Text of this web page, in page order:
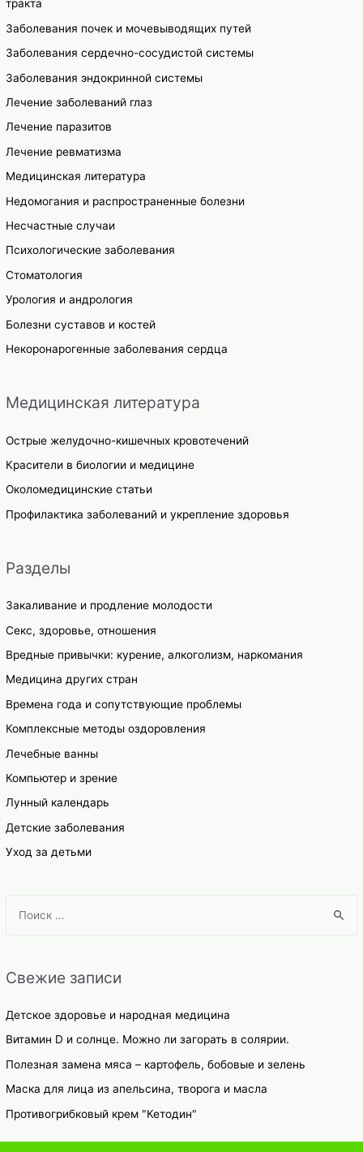
тракта
Заболевания почек и мочевыводящих путей
Заболевания сердечно-сосудистой системы
Заболевания эндокринной системы
Лечение заболеваний глаз
Лечение паразитов
Лечение ревматизма
Медицинская литература
Недомогания и распространенные болезни
Несчастные случаи
Психологические заболевания
Стоматология
Урология и андрология
Болезни суставов и костей
Некоронарогенные заболевания сердца
Медицинская литература
Острые желудочно-кишечных кровотечений
Красители в биологии и медицине
Околомедицинские статьи
Профилактика заболеваний и укрепление здоровья
Разделы
Закаливание и продление молодости
Секс, здоровье, отношения
Вредные привычки: курение, алкоголизм, наркомания
Медицина других стран
Времена года и сопутствующие проблемы
Комплексные методы оздоровления
Лечебные ванны
Компьютер и зрение
Лунный календарь
Детские заболевания
Уход за детьми
r
h
f
o
Свежие записи
Детское здоровье и народная медицина
Витамин D и солнце. Можно ли загорать в солярии.
Полезная замена мяса – картофель, бобовые и зелень
Маска для лица из апельсина, творога и масла
Противогрибковый крем "Кетодин"